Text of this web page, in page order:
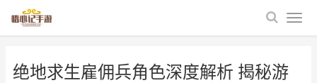
绝地求生雇佣兵角色深度解析 揭秘游